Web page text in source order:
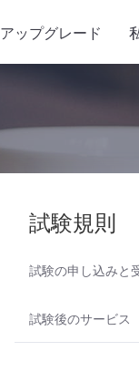
アップグレード
試験規則
試験の申し込みと
試験後のサービス